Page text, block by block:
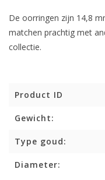
De oorringen zijn 14,8
matchen prachtig met
collectie.
Product ID
Gewicht:
Type goud:
Diameter: